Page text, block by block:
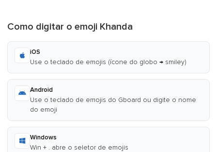
Como digitar o emoji Khanda
iOS
Use o teclado de emojis (ícone do globo → smiley)
Android
Use o teclado de emojis do Gboard ou digite o nome
do emoji
Windows
Win + . abre o seletor de emojis